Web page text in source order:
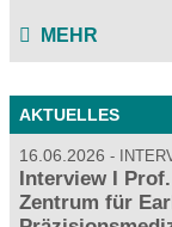
MEHR
AKTUELLES
16.06.2026
Interview I
Zentrum für